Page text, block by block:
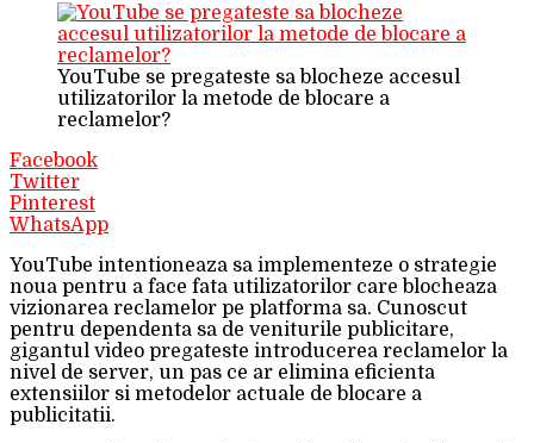
YouTube se pregateste sa blocheze accesul
utilizatorilor la metode de blocare a
reclamelor?
Facebook
Twitter
Pinterest
WhatsApp
YouTube intentioneaza sa implementeze o strategie
noua pentru a face fata utilizatorilor care blocheaza
vizionarea reclamelor pe platforma sa. Cunoscut
pentru dependenta sa de veniturile publicitare,
gigantul video pregateste introducerea reclamelor la
nivel de server, un pas ce ar elimina eficienta
extensiilor si metodelor actuale de blocare a
publicitatii.